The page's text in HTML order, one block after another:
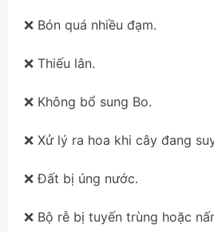
❌ Bón quá nhiều đạm.
❌ Thiếu lân.
❌ Không bổ sung Bo.
❌ Xử lý ra hoa khi cây đang
❌ Đất bị úng nước.
❌ Bộ rễ bị tuyến trùng hoặc